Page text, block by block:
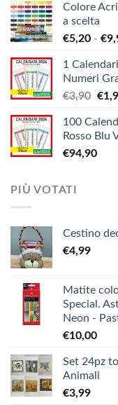
Colore
a scelta
€5,20 - €
1
Numeri
€3,90 Il
era:
€
100
Rosso Blu
€94,90
PIÙ VOTATI
Cestino
€4,99
Matite
Special.
Neon -
€10,00
Set 24pz
Animali
€3,99